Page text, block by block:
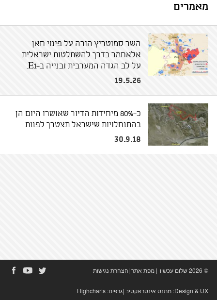
מאמרים
השר סמוטריץ הורה על פינוי חאן
אלאחמר בדרך להשתלטות ישראלית
על לב הגדה המערבית ובנייה ב-E1.
19.5.26
כ-80% מיחידות הדיור שאושרו היום הן
בהתנחלויות שישראל תצטרך לפנות
30.9.18
© 2026 שלום עכשיו | מפת אתר|הצהרת נגישות
Design & UX: מתנס אינטראקטיב|גרפים: Highcharts